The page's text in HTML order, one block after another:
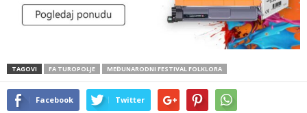
TAGOVI FA TUROPOLJE MEĐUNARODNI FESTIVAL FOLKLORA
Facebook Twitter